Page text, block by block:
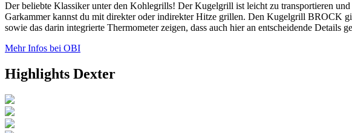
Der beliebte Klassiker unter den Kohlegrills! Der Kugelgrill ist leicht zu transportieren
Garkammer kannst du mit direkter oder indirekter Hitze grillen. Den Kugelgrill BROCK
sowie das darin integrierte Thermometer zeigen, dass auch hier an entscheidende
Mehr Infos bei OBI
Highlights Dexter